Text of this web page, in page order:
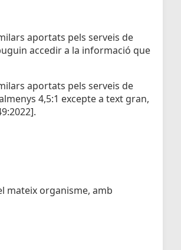
aportats pels serveis de
accedir a la informació que
aportats pels serveis de
4,5:1 excepte a text gran,
mateix organisme, amb